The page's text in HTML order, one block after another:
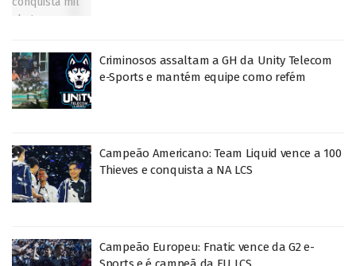
Criminosos assaltam a GH da Unity Telecom
e-Sports e mantém equipe como refém
Campeão Americano: Team Liquid vence a 100
Thieves e conquista a NA LCS
Campeão Europeu: Fnatic vence da G2 e-